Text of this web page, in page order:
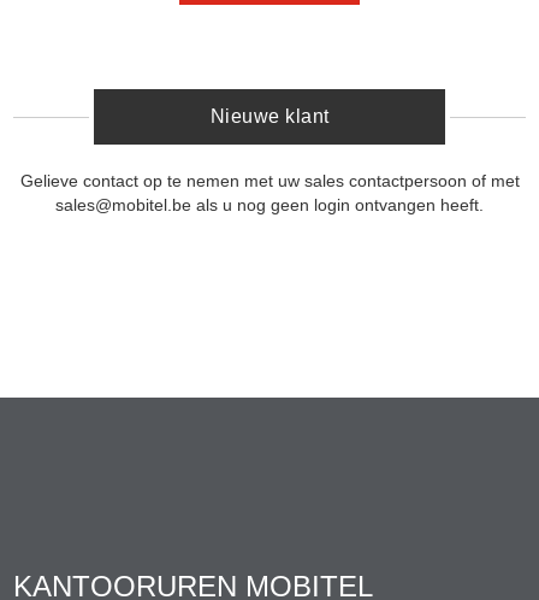
Nieuwe klant
Gelieve contact op te nemen met uw sales contactpersoon of met
sales@mobitel.be als u nog geen login ontvangen heeft.
KANTOORUREN MOBITEL